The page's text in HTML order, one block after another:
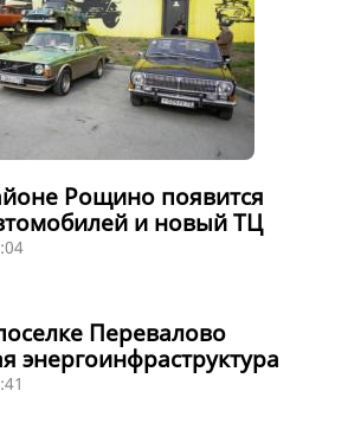
Рощино появится
и новый ТЦ
Перевалово
энергоинфраструктура